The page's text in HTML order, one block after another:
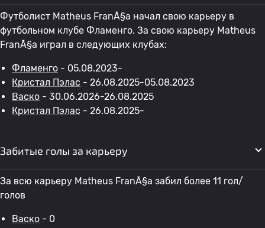
Футболист Matheus FranÃ§a начал свою карьеру в
футбольном клубе Фламенго. За свою карьеру Matheus
FranÃ§a играл в следующих клубах:
Фламенго - 05.08.2023-
Кристал Пэлас - 26.08.2025-05.08.2023
Васко - 30.06.2026-26.08.2025
Кристал Пэлас - 26.08.2025-
Забитые голы за карьеру
За всю карьеру Matheus FranÃ§a забил более 11 гол/
голов
Васко - 0